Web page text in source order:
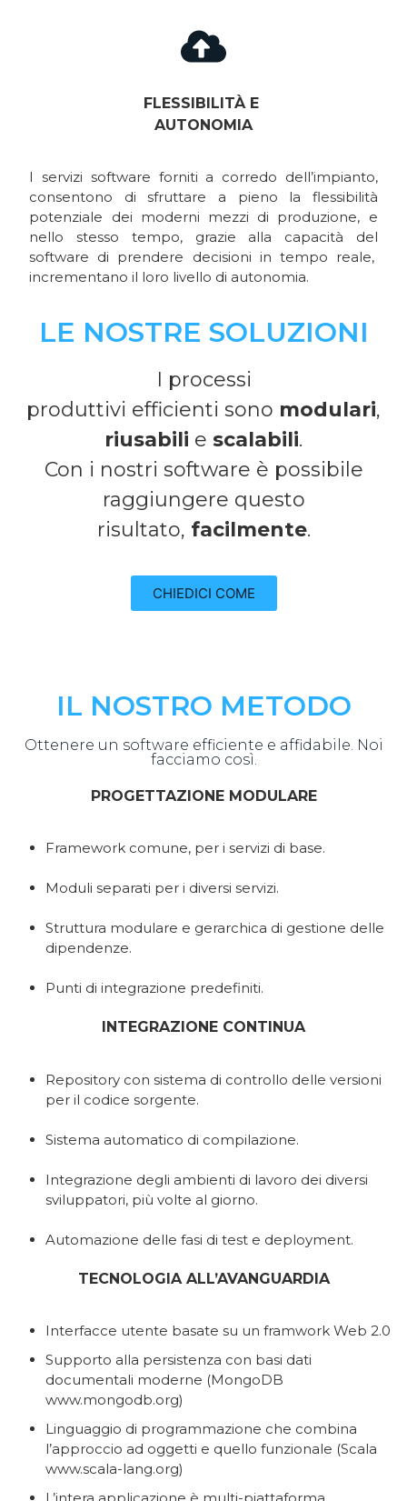
FLESSIBILITÀ E
AUTONOMIA
I servizi software forniti a corredo dell’impianto,
consentono di sfruttare a pieno la flessibilità
potenziale dei moderni mezzi di produzione, e
nello stesso tempo, grazie alla capacità del
software di prendere decisioni in tempo reale,
incrementano il loro livello di autonomia.
LE NOSTRE SOLUZIONI
I processi
produttivi efficienti sono modulari,
riusabili e scalabili.
Con i nostri software è possibile
raggiungere questo
risultato, facilmente.
CHIEDICI COME
IL NOSTRO METODO
Ottenere un software efficiente e affidabile. Noi
facciamo così.
PROGETTAZIONE MODULARE
Framework comune, per i servizi di base.
Moduli separati per i diversi servizi.
Struttura modulare e gerarchica di gestione delle
dipendenze.
Punti di integrazione predefiniti.
INTEGRAZIONE CONTINUA
Repository con sistema di controllo delle versioni
per il codice sorgente.
Sistema automatico di compilazione.
Integrazione degli ambienti di lavoro dei diversi
sviluppatori, più volte al giorno.
Automazione delle fasi di test e deployment.
TECNOLOGIA ALL’AVANGUARDIA
Interfacce utente basate su un framwork Web 2.0
Supporto alla persistenza con basi dati
documentali moderne (MongoDB
www.mongodb.org)
Linguaggio di programmazione che combina
l’approccio ad oggetti e quello funzionale (Scala
www.scala-lang.org)